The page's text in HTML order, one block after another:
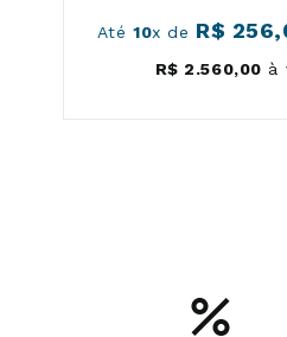
Até10x de R$ 256,
R$ 2.560,00 à